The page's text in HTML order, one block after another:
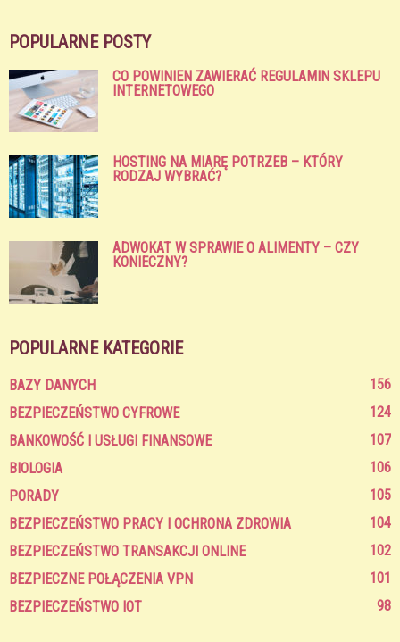
POPULARNE POSTY
CO POWINIEN ZAWIERAĆ REGULAMIN SKLEPU
INTERNETOWEGO
HOSTING NA MIARĘ POTRZEB – KTÓRY
RODZAJ WYBRAĆ?
ADWOKAT W SPRAWIE O ALIMENTY – CZY
KONIECZNY?
POPULARNE KATEGORIE
BAZY DANYCH
156
BEZPIECZEŃSTWO CYFROWE
124
BANKOWOŚĆ I USŁUGI FINANSOWE
107
BIOLOGIA
106
PORADY
105
BEZPIECZEŃSTWO PRACY I OCHRONA ZDROWIA
104
BEZPIECZEŃSTWO TRANSAKCJI ONLINE
102
BEZPIECZNE POŁĄCZENIA VPN
101
BEZPIECZEŃSTWO IOT
98